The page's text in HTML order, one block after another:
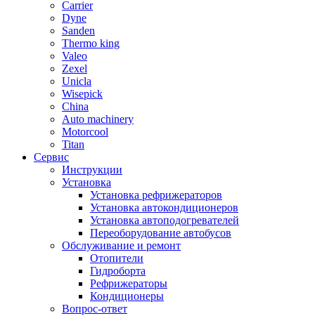
Carrier
Dyne
Sanden
Thermo king
Valeo
Zexel
Unicla
Wisepick
China
Auto machinery
Motorcool
Titan
Сервис
Инструкции
Установка
Установка рефрижераторов
Установка автокондиционеров
Установка автоподогревателей
Переоборудование автобусов
Обслуживание и ремонт
Отопители
Гидроборта
Рефрижераторы
Кондиционеры
Вопрос-ответ